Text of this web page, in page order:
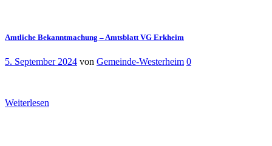
Amtliche Bekanntmachung – Amtsblatt VG Erkheim
5. September 2024 von Gemeinde-Westerheim 0
Weiterlesen